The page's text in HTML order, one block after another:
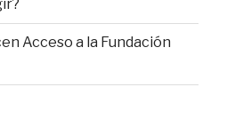
Acceso a la Fundación